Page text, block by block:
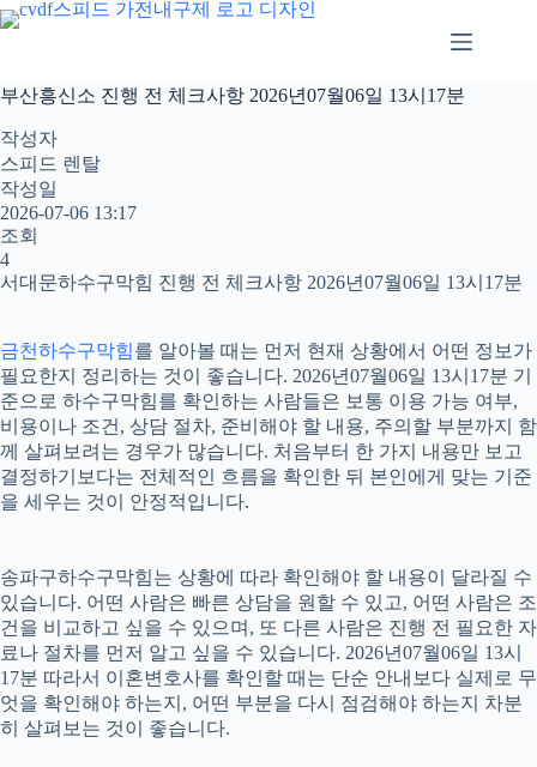
본
문
로
건
너
뛰
기
부산흥신소 진행 전 체크사항 2026년07월06일 13시17분
작성자
스피드 렌탈
작성일
2026-07-06 13:17
조회
4
서대문하수구막힘 진행 전 체크사항 2026년07월06일 13시17분
금천하수구막힘를 알아볼 때는 먼저 현재 상황에서 어떤 정보가
필요한지 정리하는 것이 좋습니다. 2026년07월06일 13시17분 기
준으로 하수구막힘를 확인하는 사람들은 보통 이용 가능 여부,
비용이나 조건, 상담 절차, 준비해야 할 내용, 주의할 부분까지 함
께 살펴보려는 경우가 많습니다. 처음부터 한 가지 내용만 보고
결정하기보다는 전체적인 흐름을 확인한 뒤 본인에게 맞는 기준
을 세우는 것이 안정적입니다.
송파구하수구막힘는 상황에 따라 확인해야 할 내용이 달라질 수
있습니다. 어떤 사람은 빠른 상담을 원할 수 있고, 어떤 사람은 조
건을 비교하고 싶을 수 있으며, 또 다른 사람은 진행 전 필요한 자
료나 절차를 먼저 알고 싶을 수 있습니다. 2026년07월06일 13시
17분 따라서 이혼변호사를 확인할 때는 단순 안내보다 실제로 무
엇을 확인해야 하는지, 어떤 부분을 다시 점검해야 하는지 차분
히 살펴보는 것이 좋습니다.